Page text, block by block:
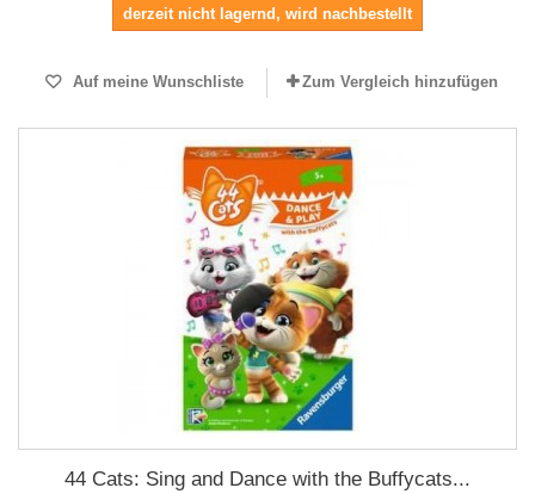
derzeit nicht lagernd, wird nachbestellt
Auf meine Wunschliste Zum Vergleich hinzufügen
44 Cats: Sing and Dance with the Buffycats...